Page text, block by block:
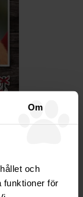
Om
och
funktioner för